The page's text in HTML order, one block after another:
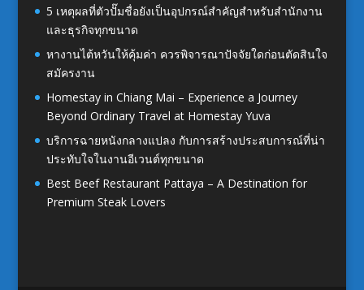
5 เหตุผลที่ตัวปั๊มชื่อยังเป็นอุปกรณ์สำคัญสำหรับสำนักงาน
และธุรกิจทุกขนาด
หางานไต้หวันให้คุ้มค่า ควรพิจารณาปัจจัยใดก่อนตัดสินใจ
สมัครงาน
Homestay in Chiang Mai – Experience a Journey
Beyond Ordinary Travel at Homestay Yuva
บริการฉายหนังกลางแปลง กับการสร้างประสบการณ์ที่น่า
ประทับใจในงานอีเวนต์ทุกขนาด
Best Beef Restaurant Pattaya – A Destination for
Premium Steak Lovers